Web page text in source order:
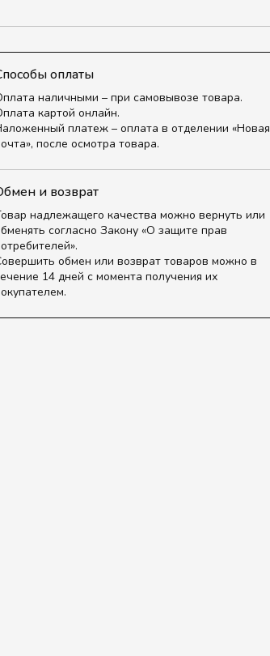
оплаты
наличными – при самовывозе товара.
картой онлайн.
платеж – оплата в отделении «Новая
после осмотра товара.
и возврат
надлежащего качества можно вернуть или
согласно Закону «О защите прав
обмен или возврат товаров можно в
14 дней с момента получения их